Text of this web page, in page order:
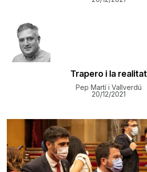
Trapero i la realitat
Pep Martí i Vallverdú
20/12/2021